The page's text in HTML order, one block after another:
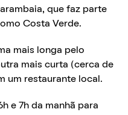
que faz parte
Costa Verde.
mais longa pelo
mais curta (cerca de
um restaurante local.
e 7h da manhã para